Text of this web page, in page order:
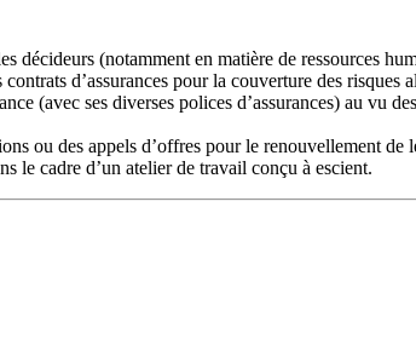
décideurs (notamment en matière de ressources
d’assurances pour la couverture des risques
(avec ses diverses polices d’assurances) au vu
ou des appels d’offres pour le renouvellement de
le cadre d’un atelier de travail conçu à escient.